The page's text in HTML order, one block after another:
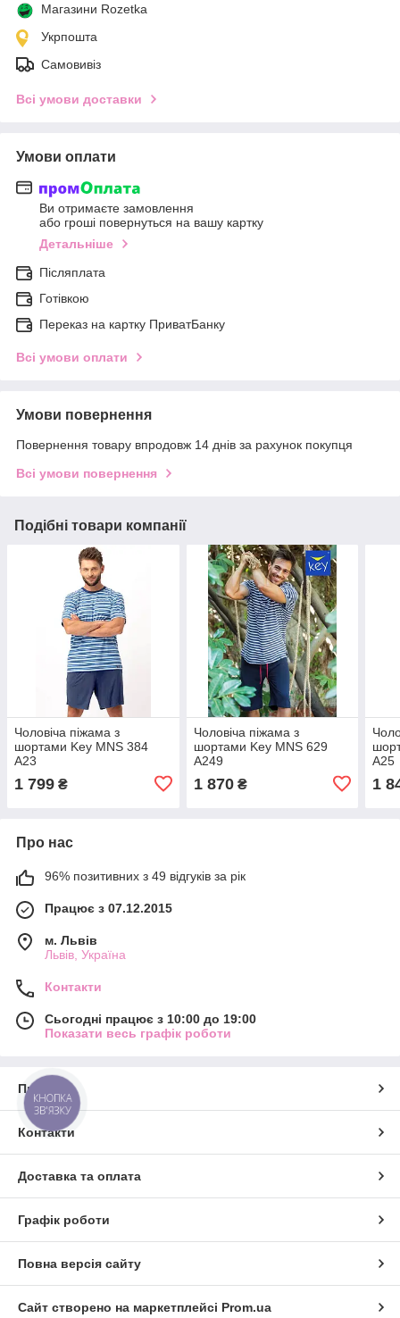
Магазини Rozetka
Укрпошта
Самовивіз
Всі умови доставки
Умови оплати
Ви отримаєте замовлення
або гроші повернуться на вашу картку
Детальніше
Післяплата
Готівкою
Переказ на картку ПриватБанку
Всі умови оплати
Умови повернення
Повернення товару впродовж 14 днів за рахунок покупця
Всі умови повернення
Подібні товари компанії
Чоловіча піжама з
шортами Key MNS 384
A23
1 799 ₴
Чоловіча піжама з
шортами Key MNS 629
A249
1 870₴
A25
1
Про нас
96% позитивних з 49 відгуків за рік
Працює з 07.12.2015
м. Львів
Львів, Україна
Контакти
Сьогодні працює з 10:00 до 19:00
Показати весь графік роботи
Про нас
Контакти
Доставка та оплата
Графік роботи
Повна версія сайту
Сайт створено на маркетплейсі Prom.ua
КНОПКА
ЗВ'ЯЗКУ